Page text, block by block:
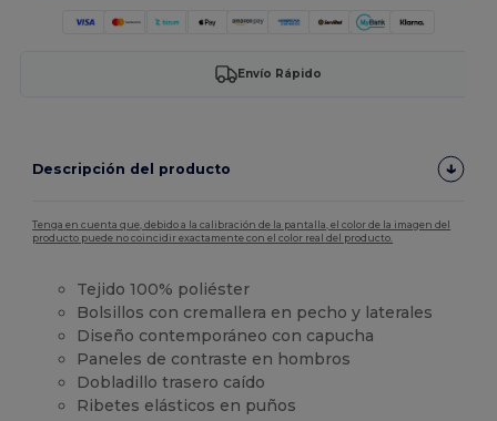
Envío Rápido
Descripción del producto
Tenga en cuenta que, debido a la calibración de la pantalla, el color de la imagen del
producto puede no coincidir exactamente con el color real del producto.
Tejido 100% poliéster
Bolsillos con cremallera en pecho y laterales
Diseño contemporáneo con capucha
Paneles de contraste en hombros
Dobladillo trasero caído
Ribetes elásticos en puños